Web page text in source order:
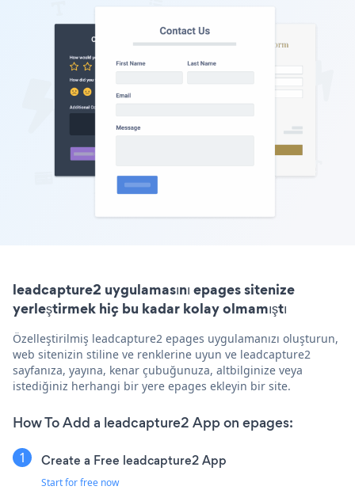
leadcapture2 uygulamasını epages sitenize
yerleştirmek hiç bu kadar kolay olmamıştı
Özelleştirilmiş leadcapture2 epages uygulamanızı oluşturun,
web sitenizin stiline ve renklerine uyun ve leadcapture2
sayfanıza, yayına, kenar çubuğunuza, altbilginize veya
istediğiniz herhangi bir yere epages ekleyin bir site.
How To Add a leadcapture2 App on epages:
Create a Free leadcapture2 App
Start for free now